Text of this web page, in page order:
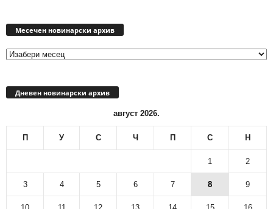
Месечен новинарски архив
Дневен новинарски архив
август 2026.
П У С Ч П С Н
1 2
3 4 5 6 7 8 9